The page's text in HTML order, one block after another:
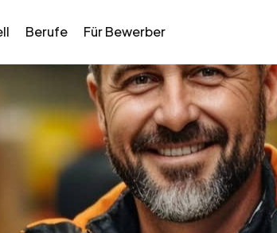
Berufe Für Bewerber